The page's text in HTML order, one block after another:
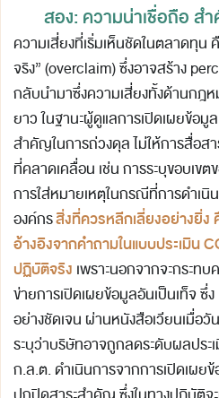
สอง: ความน่าเชื่อถือ ส
ความเสี่ยงที่เริ่มเห็นชัดในตลาดทุน
จริง” (overclaim) ซึ่งอาจสร้าง
กลับนำมาซึ่งความเสี่ยงทั้งด้านกฎห
ยาว ในฐานะผู้ดูแลการเปิดเผยข้อ
สำคัญในการถ่วงดุล ไม่ให้การสื่อส
ที่คลาดเคลื่อน เช่น การระบุขอบเข
การใส่หมายเหตุในกรณีที่การดำเนิ
องค์กรสิ่งที่ควรหลีกเลี่ยงอย่างยิ่ง
อ้างอิงจากคำถามในแบบประเมิน
ปฏิบัติจริง เพราะนอกจากจะกระทบ
ข่ายการเปิดเผยข้อมูลอันเป็นเท็จ ซึ่
อย่างชัดเจน ผ่านหนังสือเวียนเมื่อ
ระบุว่าบริษัทอาจถูกลดระดับผลปร
ก.ล.ต. ดำเนินการจากการเปิดเผ